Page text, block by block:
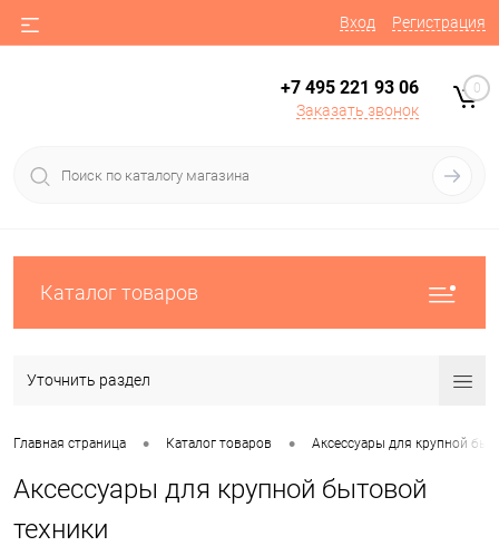
Вход Регистрация
+7 495 221 93 06
Заказать звонок
0
Каталог товаров
Уточнить раздел
Главная страница • Каталог товаров • Аксессуары для крупной
Аксессуары для крупной бытовой
техники